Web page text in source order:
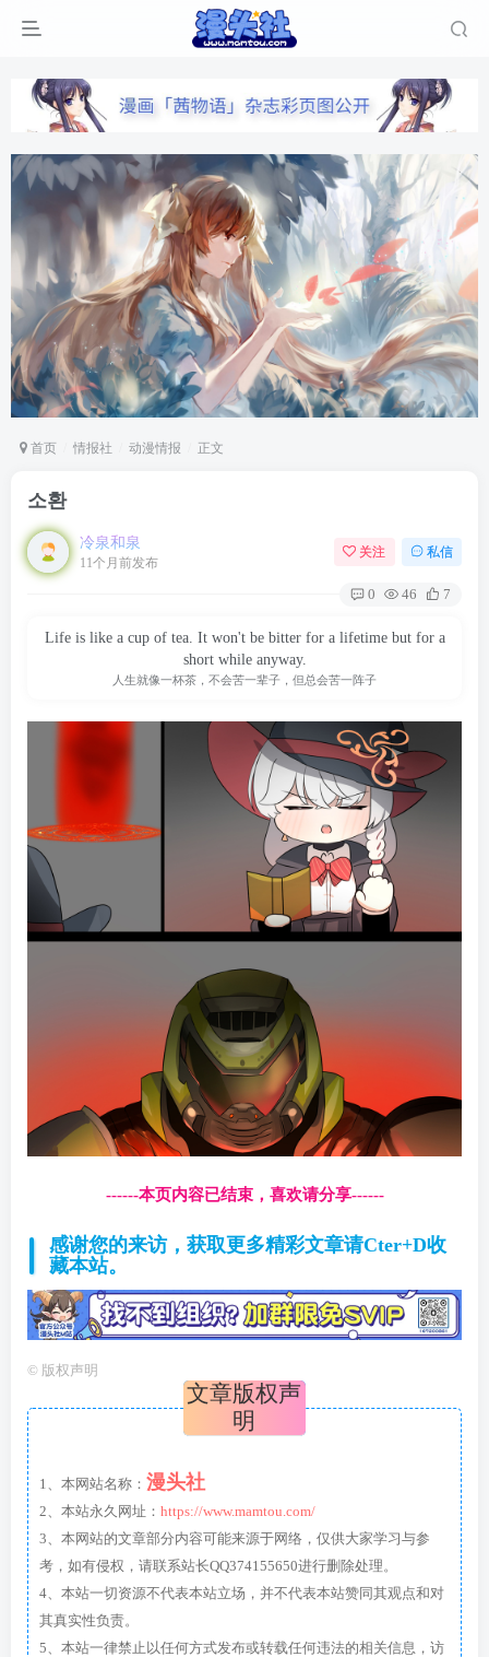
首页 情报社 动漫情报 正文
소환
冷泉和泉
11个月前发布
关注 私信
0 46 7
Life is like a cup of tea. It won't be bitter for a lifetime but for a
short while anyway.
人生就像一杯茶，不会苦一辈子，但总会苦一阵子
------本页内容已结束，喜欢请分享------
感谢您的来访，获取更多精彩文章请Cter+D收
藏本站。
© 版权声明
文章版权声
明
1、本网站名称： 漫头社
2、本站永久网址： https://www.mamtou.com/
3、本网站的文章部分内容可能来源于网络，仅供大家学习与参
考，如有侵权，请联系站长QQ374155650进行删除处理。
4、本站一切资源不代表本站立场，并不代表本站赞同其观点和对
其真实性负责。
5、本站一律禁止以任何方式发布或转载任何违法的相关信息，访